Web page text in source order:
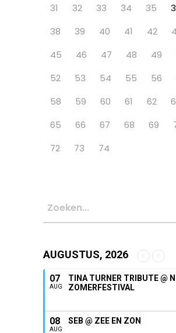
31
32 33 34 35
38
39 40 41 42
45
46 47 48 49
52
53 54 55 56
58
59 60 61 62
65
66 67 68 69
72
73 74
AUGUSTUS, 2026
07
AUG
TINA TURNER TRIBUTE @
ZOMERFESTIVAL
08
AUG
SEB @ ZEE EN ZON